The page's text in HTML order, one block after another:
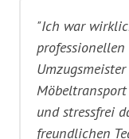
"Ich war
und stressfrei
freundlichen